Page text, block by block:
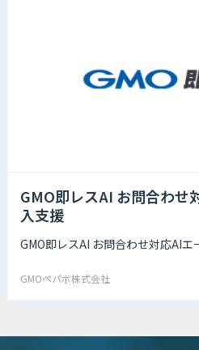
GMO即レスAI お問合わせ
入支援
GMO即レスAI お問合わせ対応AIエ
GMOペパボ株式会社